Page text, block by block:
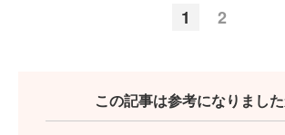
1 2
この記事は参考になりまし